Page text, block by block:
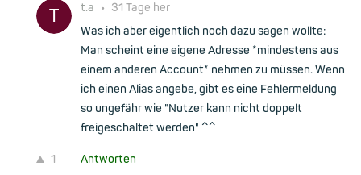
t.a • 31 Tage her
Was ich aber eigentlich noch dazu sagen wollte:
Man scheint eine eigene Adresse *mindestens aus
einem anderen Account* nehmen zu müssen. Wenn
ich einen Alias angebe, gibt es eine Fehlermeldung
so ungefähr wie "Nutzer kann nicht doppelt
freigeschaltet werden" ^^
1 Antworten